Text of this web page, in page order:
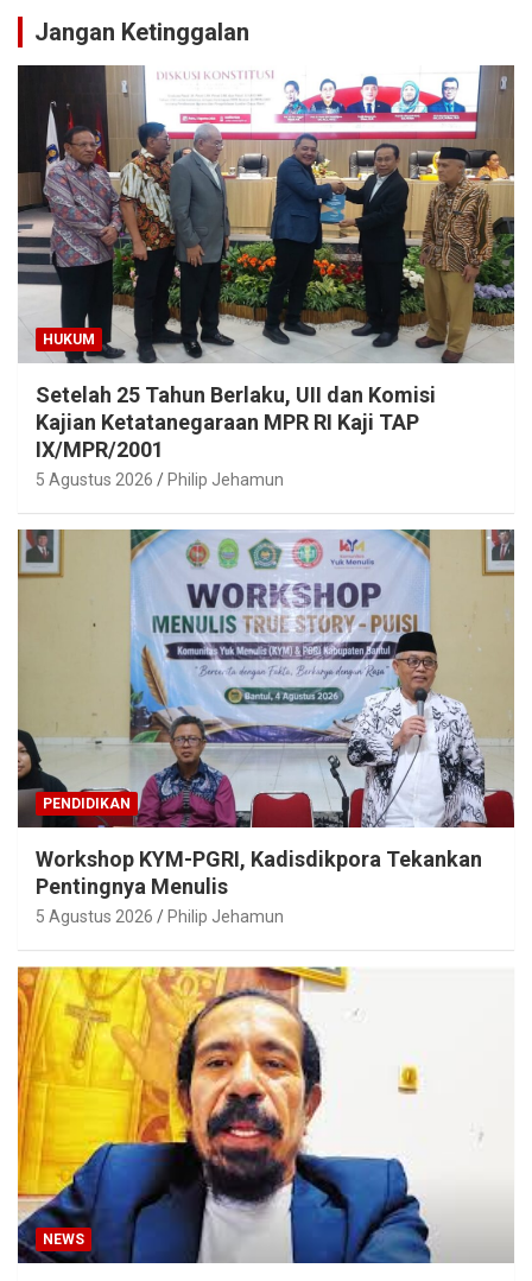
Jangan Ketinggalan
HUKUM
Setelah 25 Tahun Berlaku, UII dan Komisi
Kajian Ketatanegaraan MPR RI Kaji TAP
IX/MPR/2001
5 Agustus 2026 Philip Jehamun
PENDIDIKAN
Workshop KYM-PGRI, Kadisdikpora Tekankan
Pentingnya Menulis
5 Agustus 2026 Philip Jehamun
NEWS